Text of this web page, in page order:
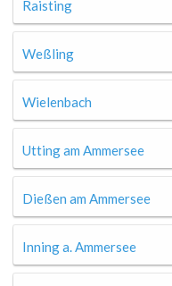
Raisting
Weßling
Wielenbach
Utting am Ammersee
Dießen am Ammersee
Inning a. Ammersee